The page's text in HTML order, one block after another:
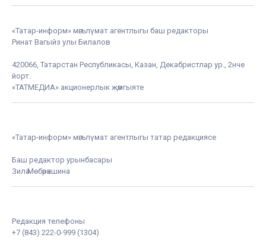
«Татар-информ» мәгълүмат агентлыгы баш редакторы
Ринат Вагыйз улы Билалов
420066, Татарстан Республикасы, Казан, Декабристлар ур., 2нче
йорт.
«ТАТМЕДИА» акционерлык җәмгыяте
«Татар-информ» мәгълүмат агентлыгы татар редакциясе
Баш редактор урынбасары
Зилә Мөбәрәкшина
Редакция телефоны
+7 (843) 222-0-999 (1304)